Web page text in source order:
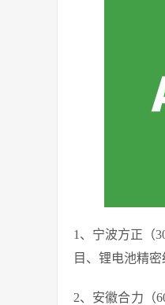
1、宁波方正（
目、锂电池精
2、安徽合力（